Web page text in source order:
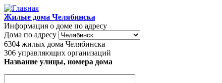
Перейти к основному содержанию
Жилые дома Челябинска
Информация о доме по адресу
Дома по адресу
6304 жилых дома Челябинска
306 управляющих организаций
Название улицы, номера дома